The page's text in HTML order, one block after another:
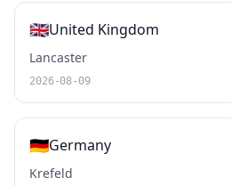
🇬🇧United Kingdom
Lancaster
2026-08-09
🇩🇪Germany
Krefeld